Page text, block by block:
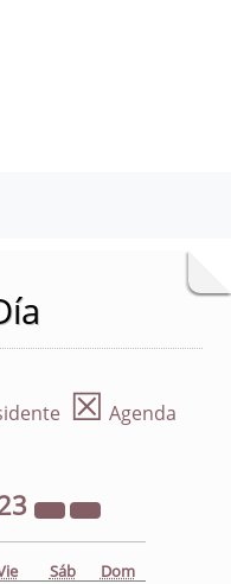
☒ Agenda
Sáb Dom